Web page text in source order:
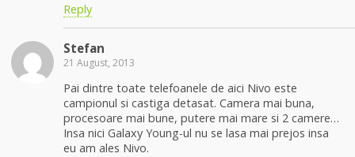
Reply
Stefan
21 August, 2013
Pai dintre toate telefoanele de aici Nivo este
campionul si castiga detasat. Camera mai buna,
procesoare mai bune, putere mai mare si 2 camere…
Insa nici Galaxy Young-ul nu se lasa mai prejos insa
eu am ales Nivo.